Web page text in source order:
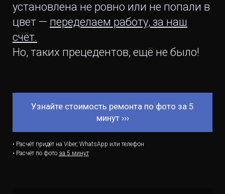
установлена не ровно или не попали в
цвет — переделаем работу, за наш
счёт.
Но, таких прецедентов, ещё не было!
Узнайте стоимость ремонта по фото за 5
минут ›››
• Расчёт придёт на Viber, WhatsApp или телефон
• Расчёт по фото за 5 минут